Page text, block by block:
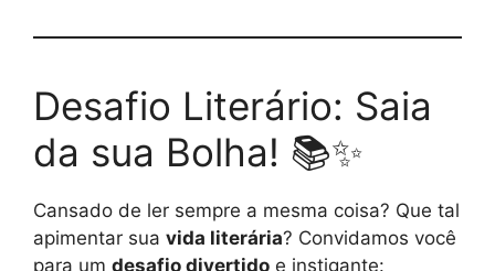
Desafio Literário: Saia
da sua Bolha! 📚✨
Cansado de ler sempre a mesma coisa? Que tal
apimentar sua vida literária? Convidamos você
para um desafio divertido e instigante: